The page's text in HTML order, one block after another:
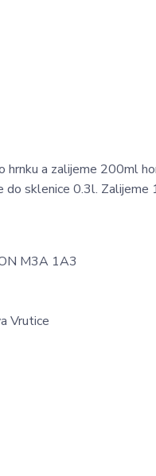
hrnku a zalijeme 200ml
do sklenice 0.3l.
M3A 1A3
Vrutice